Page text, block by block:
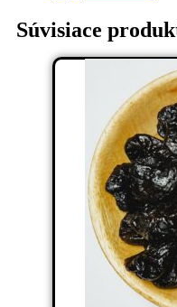
Súvisiace